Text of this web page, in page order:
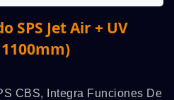
SPS Jet Air + UV
CBS, Integra Funciones De